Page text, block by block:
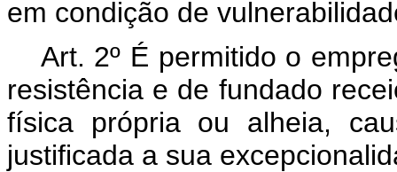
em condição de
Art. 2º É permitido o
resistência e de fundado
física própria ou alheia,
justificada a sua